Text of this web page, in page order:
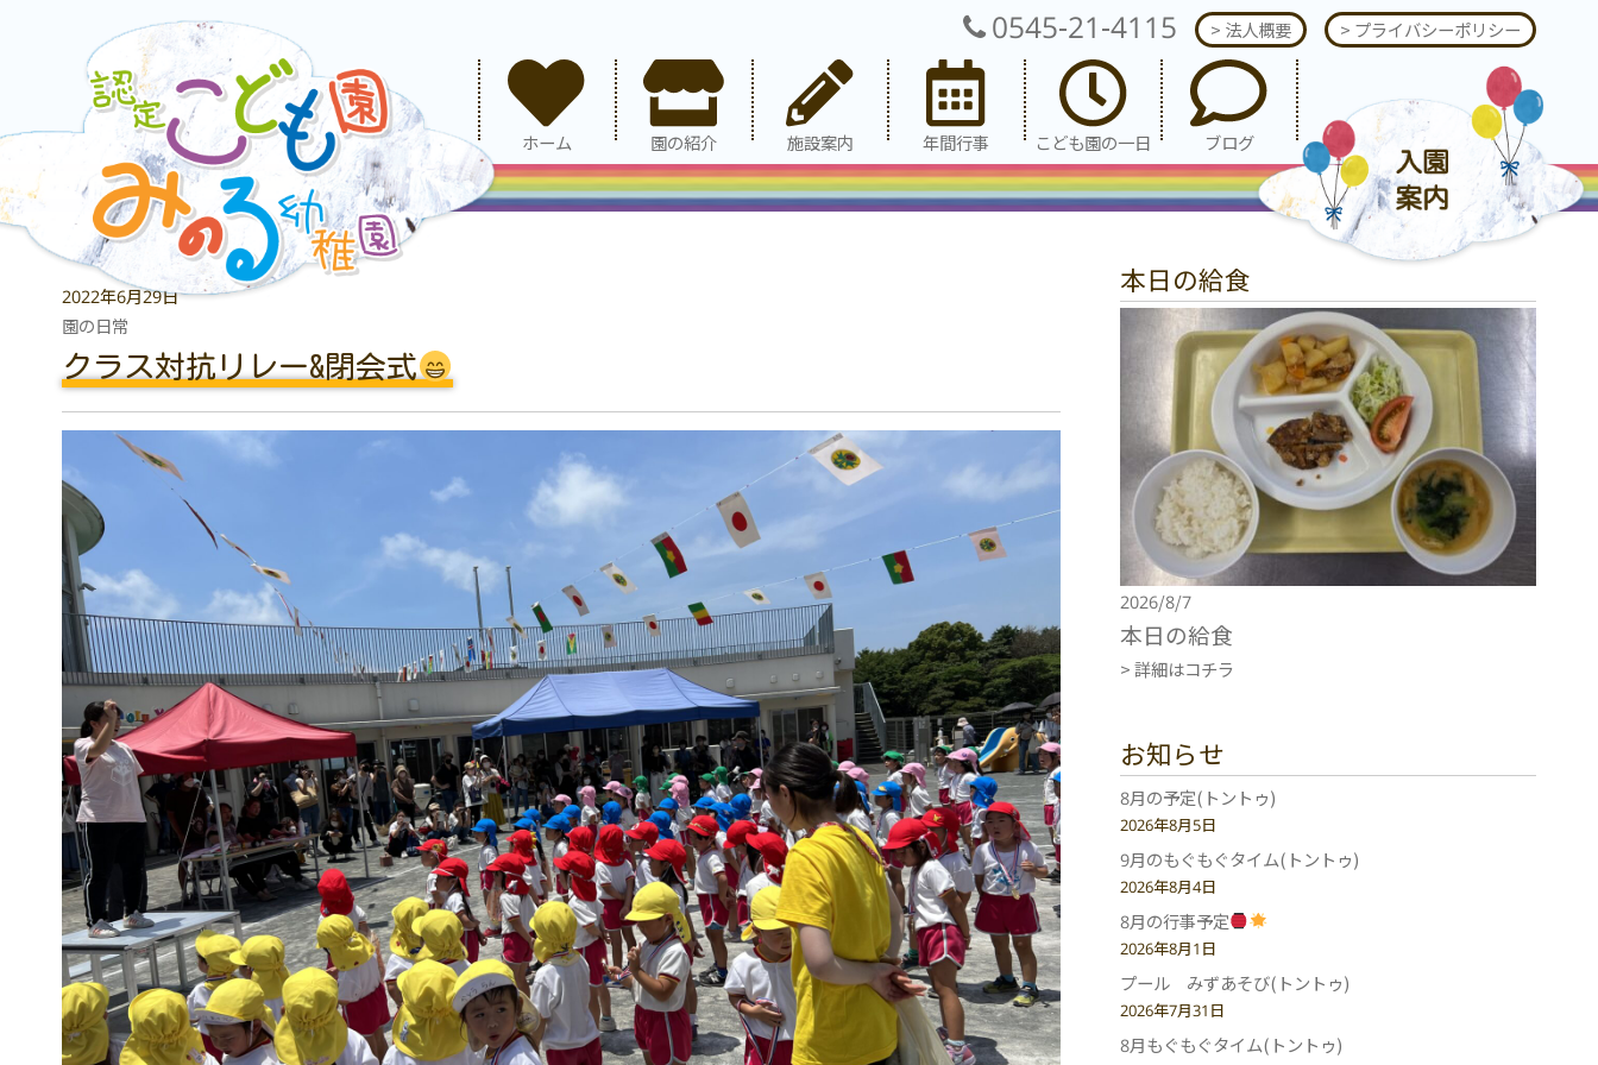
0545-21-4115 > 法人概要 > プライバシーポリシー
ホーム 園の紹介 施設案内 年間行事 こども園の一日 ブログ
2022年6月29日
園の日常
クラス対抗リレー&閉会式
本日の給食
2026/8/7
本日の給食
> 詳細はコチラ
お知らせ
8月の予定(トントゥ)
2026年8月5日
9月のもぐもぐタイム(トントゥ)
2026年8月4日
8月の行事予定
2026年8月1日
プール みずあそび(トントゥ)
2026年7月31日
8月もぐもぐタイム(トントゥ)